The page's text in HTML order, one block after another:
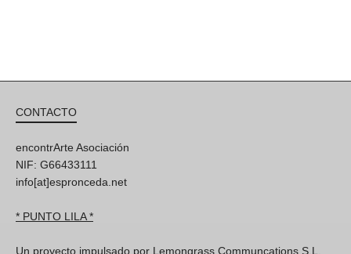
CONTACTO
encontrArte Asociación
NIF: G66433111
info[at]espronceda.net
* PUNTO LILA *
Un proyecto impulsado por Lemongrass Communcations S.L,